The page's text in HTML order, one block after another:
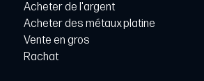
Acheter de l'argent
Acheter des métaux platine
Vente en gros
Rachat